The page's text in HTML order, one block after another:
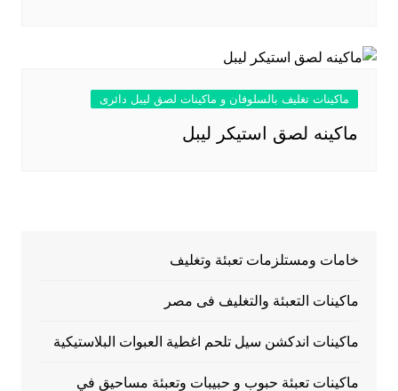
ماكينات تغليف بالسلوفان و ماكينات لصق ليبل دائرى
ماكينه لصق استيكر ليبل
خامات ومستلزمات تعبئة وتغليف
ماكينات التعبئة والتغليف فى مصر
ماكينات اندكشن سيل تلحم اغطية العبوات البلاستيكية
ماكينات تعبئة حبوب و حبيبات وتعبئة مساحيق في